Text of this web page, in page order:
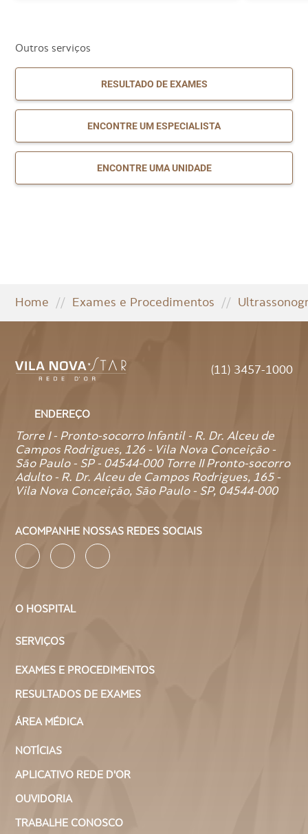
Outros serviços
RESULTADO DE EXAMES
ENCONTRE UM ESPECIALISTA
ENCONTRE UMA UNIDADE
Home // Exames e Procedimentos //
(11) 3457-1000
ENDEREÇO
Torre I - Pronto-socorro Infantil - R. Dr. Alceu de
Campos Rodrigues, 126 - Vila Nova Conceição -
São Paulo - SP - 04544-000 Torre II Pronto-socorro
Adulto - R. Dr. Alceu de Campos Rodrigues, 165 -
Vila Nova Conceição, São Paulo - SP, 04544-000
ACOMPANHE NOSSAS REDES SOCIAIS
O HOSPITAL
SERVIÇOS
EXAMES E PROCEDIMENTOS
RESULTADOS DE EXAMES
ÁREA MÉDICA
NOTÍCIAS
APLICATIVO REDE D'OR
OUVIDORIA
TRABALHE CONOSCO